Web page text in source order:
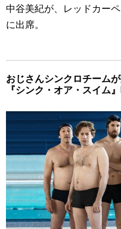
中谷美紀が、レッドカー
に出席。
おじさんシンクロチーム
『シンク・オア・スイム